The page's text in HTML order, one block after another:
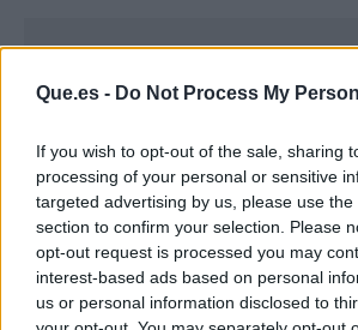
Que.es - Do Not Process My
If you wish to opt-out of the sale, sharing
processing of your personal or sensitive
targeted advertising by us, please use
section to confirm your selection. Please
opt-out request is processed you may
interest-based ads based on personal
us or personal information disclosed to